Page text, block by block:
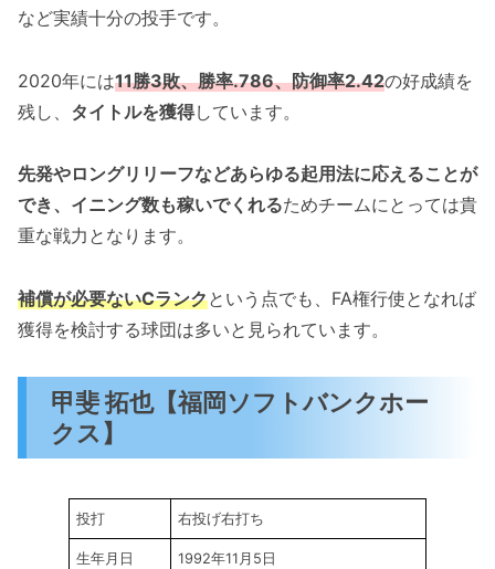
など実績十分の投手です。
2020年には11勝3敗、勝率.786、防御率2.42の好成績を
残し、 タイトルを獲得しています。
先発やロングリリーフなどあらゆる起用法に応えることが
でき、イニング数も稼いでくれるためチームにとっては貴
重な戦力となります。
補償が必要ないCランクという点でも、FA権行使となれば
獲得を検討する球団は多いと見られています。
甲斐 拓也【福岡ソフトバンクホー
クス】
投打 右投げ右打ち
生年月日 1992年11月5日